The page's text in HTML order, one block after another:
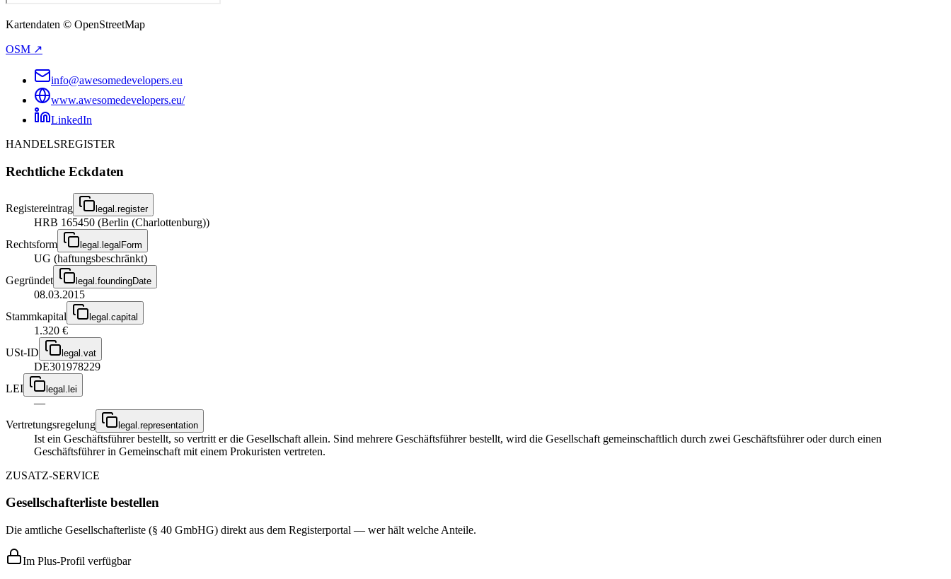
Kartendaten © OpenStreetMap
OSM ↗
info@awesomedevelopers.eu
www.awesomedevelopers.eu/
LinkedIn
HANDELSREGISTER
Rechtliche Eckdaten
Registereintrag legal.register
HRB 165450 (Berlin (Charlottenburg))
Rechtsform
legal.legalForm
UG (haftungsbeschränkt)
Gegründet
legal.foundingDate
08.03.2015
Stammkapital
legal.capital
1.320 €
USt-ID
legal.vat
DE301978229
LEI
legal.lei
—
Vertretungsregelung
legal.representation
Ist ein Geschäftsführer bestellt, so vertritt er die Gesellschaft allein. Sind mehrere Geschäftsführer bestellt, wird die Gesellschaft gemeinschaftlich durch zwei Geschäftsführer oder durch einen
Geschäftsführer in Gemeinschaft mit einem Prokuristen vertreten.
ZUSATZ-SERVICE
Gesellschafterliste bestellen
Die amtliche Gesellschafterliste (§ 40 GmbHG) direkt aus dem Registerportal — wer hält welche Anteile.
Im Plus-Profil verfügbar